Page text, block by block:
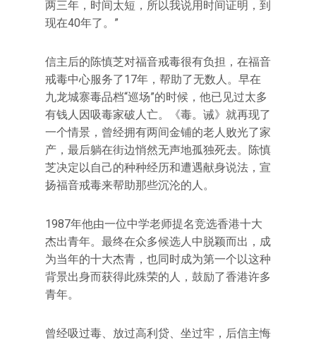
两三年，时间太短，所以我说用时间证明，到
现在40年了。”
信主后的陈慎芝对福音戒毒很有负担，在福音
戒毒中心服务了17年，帮助了无数人。早在
九龙城寨毒品档“巡场”的时候，他已见过太多
有钱人因吸毒家破人亡。《毒。诫》就再现了
一个情景，曾经拥有两间金铺的老人败光了家
产，最后躺在街边悄然无声地孤独死去。陈慎
芝决定以自己的种种经历和遭遇献身说法，宣
扬福音戒毒来帮助那些沉沦的人。
1987年他由一位中学老师提名竞选香港十大
杰出青年。最终在众多候选人中脱颖而出，成
为当年的十大杰青，也同时成为第一个以这种
背景出身而获得此殊荣的人，鼓励了香港许多
青年。
曾经吸过毒、放过高利贷、坐过牢，后信主悔